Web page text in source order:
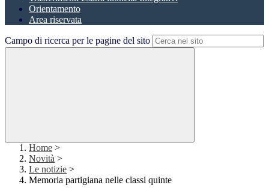
Orientamento
Area riservata
Campo di ricerca per le pagine del sito
Home >
Novità >
Le notizie >
Memoria partigiana nelle classi quinte